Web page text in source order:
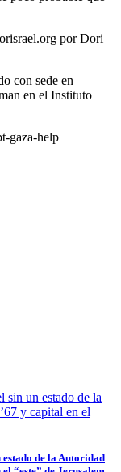
por Dori
con sede en
en el Instituto
gaza-help
de la Autoridad